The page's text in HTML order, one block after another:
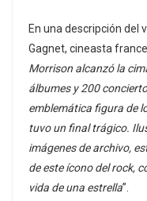
En una descripción del
Gagnet, cineasta
Morrison alcanzó la
álbumes y 200
emblemática figura de
tuvo un final trágico.
imágenes de archivo,
de este ícono del rock,
vida de una estrella”.